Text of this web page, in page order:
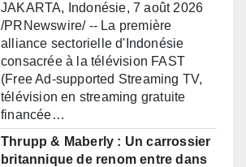
JAKARTA, Indonésie, 7 août 2026
/PRNewswire/ -- La première
alliance sectorielle d'Indonésie
consacrée à la télévision FAST
(Free Ad-supported Streaming TV,
télévision en streaming gratuite
financée…
Thrupp & Maberly : Un carrossier
britannique de renom entre dans